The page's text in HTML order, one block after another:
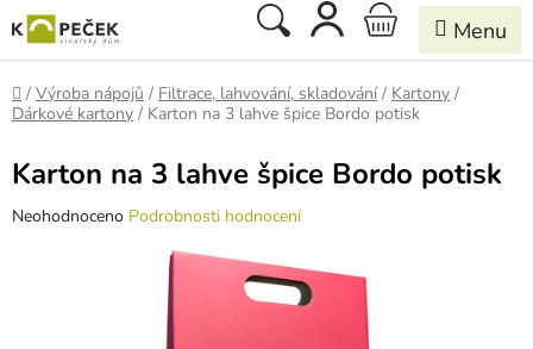
na
obsah
Hledat
NÁKUPNÍ
KOŠÍK
Domů
/ Výroba nápojů / Filtrace, lahvování, skladování / Kartony /
Dárkové kartony / Karton na 3 lahve špice Bordo potisk
Karton na 3 lahve špice Bordo potisk
Průměrné
Neohodnoceno Podrobnosti hodnocení